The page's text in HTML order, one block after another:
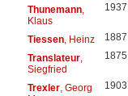
Thunemann,
Klaus
1937
Tiessen, Heinz 1887
Translateur,
Siegfried
1875
Trexler, Georg
1903